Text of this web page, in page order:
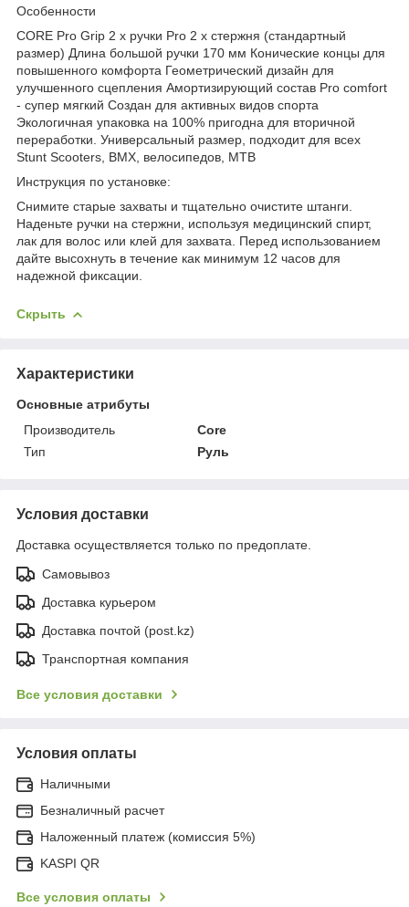
Особенности
CORE Pro Grip 2 х ручки Pro 2 х стержня (стандартный
размер) Длина большой ручки 170 мм Конические концы для
повышенного комфорта Геометрический дизайн для
улучшенного сцепления Амортизирующий состав Pro comfort
- супер мягкий Создан для активных видов спорта
Экологичная упаковка на 100% пригодна для вторичной
переработки. Универсальный размер, подходит для всех
Stunt Scooters, BMX, велосипедов, MTB
Инструкция по установке:
Снимите старые захваты и тщательно очистите штанги.
Наденьте ручки на стержни, используя медицинский спирт,
лак для волос или клей для захвата. Перед использованием
дайте высохнуть в течение как минимум 12 часов для
надежной фиксации.
Скрыть
Характеристики
Основные атрибуты
Производитель
Core
Тип
Руль
Условия доставки
Доставка осуществляется только по предоплате.
Самовывоз
Доставка курьером
Доставка почтой (post.kz)
Транспортная компания
Все условия доставки
Условия оплаты
Наличными
Безналичный расчет
Наложенный платеж (комиссия 5%)
KASPI QR
Все условия оплаты